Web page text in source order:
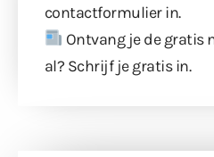
contactformulierin.
Ontvang je de gratis
al? Schrijf je gratis in.